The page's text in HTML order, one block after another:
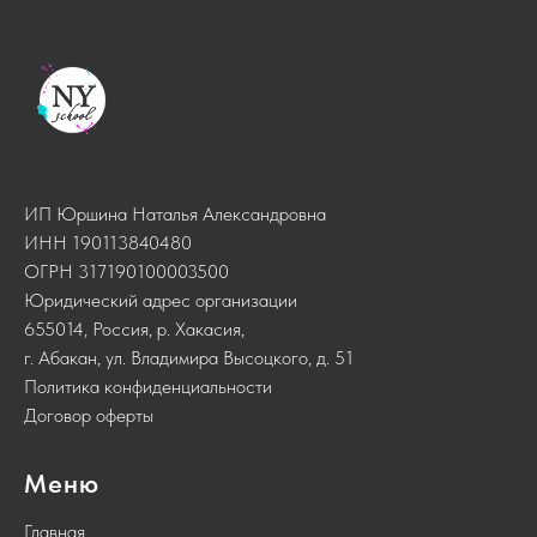
ИП Юршина Наталья Александровна
ИНН 190113840480
ОГРН 317190100003500
Юридический адрес организации
655014, Россия, р. Хакасия,
г. Абакан, ул. Владимира Высоцкого, д. 51
Политика конфиденциальности
Договор оферты
Меню
Главная